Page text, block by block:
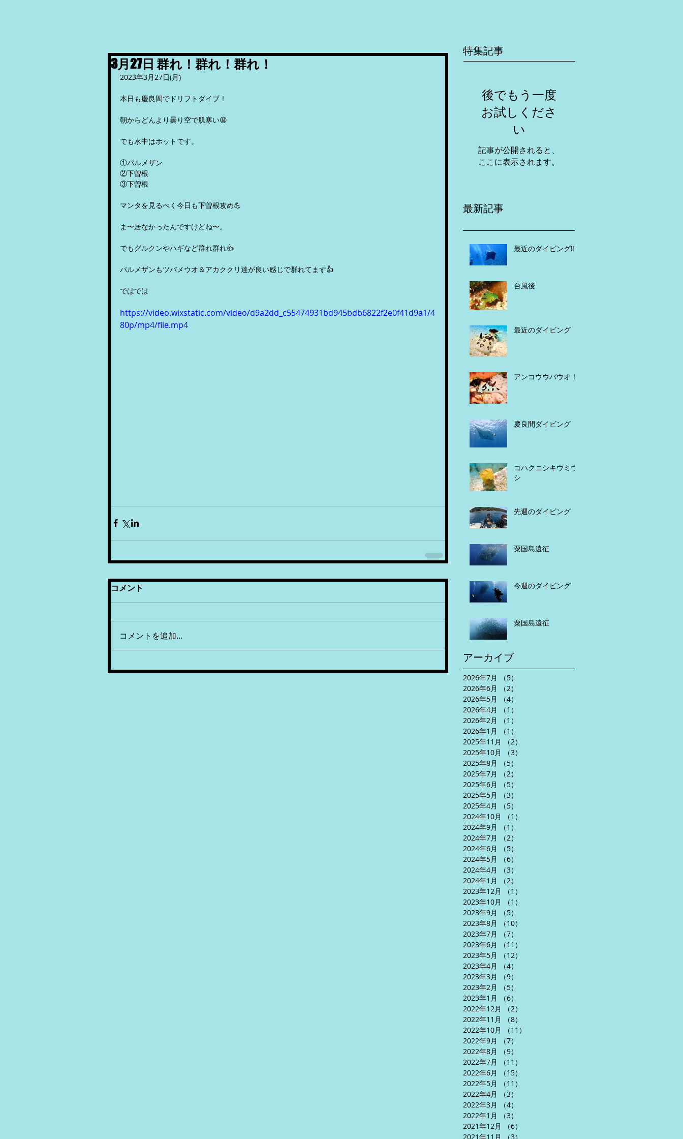
3月27日 群れ！群れ！群れ！
2023年3月27日(月)
本日も慶良間でドリフトダイブ！
朝からどんより曇り空で肌寒い😩
でも水中はホットです。
①パルメザン
②下曽根
③下曽根
マンタを見るべく今日も下曽根攻め💪
ま〜居なかったんですけどね〜。
でもグルクンやハギなど群れ群れ👍
パルメザンもツバメウオ＆アカククリ達が良い感じで群れてます👍
ではでは
https://video.wixstatic.com/video/d9a2dd_c55474931bd945bdb6822f2e0f41d9a1/4
80p/mp4/file.mp4
コメント
コメントを追加…
特集記事
後でもう一度
お試しくださ
い
記事が公開されると、
ここに表示されます。
最新記事
最近のダイビング‼️
台風後
最近のダイビング
アンコウウバウオ！
慶良間ダイビング
コハクニシキウミウ
シ
先週のダイビング
粟国島遠征
今週のダイビング
粟国島遠征
アーカイブ
2026年7月 （5）
2026年6月
（2）
2026年5月
（4）
2026年4月
（1）
2026年2月
（1）
2026年1月
（1）
2025年11月
（2）
2025年10月
（3）
2025年8月
（5）
2025年7月
（2）
2025年6月
（5）
2025年5月
（3）
2025年4月
（5）
2024年10月
（1）
2024年9月
（1）
2024年7月
（2）
2024年6月
（5）
2024年5月
（6）
2024年4月
（3）
2024年1月
（2）
2023年12月
（1）
2023年10月
（1）
2023年9月
（5）
2023年8月
（10）
2023年7月
（7）
2023年6月
（11）
2023年5月
（12）
2023年4月
（4）
2023年3月
（9）
2023年2月
（5）
2023年1月
（6）
2022年12月
（2）
2022年11月
（8）
2022年10月
（11）
2022年9月
（7）
2022年8月
（9）
2022年7月
（11）
2022年6月
（15）
2022年5月
（11）
2022年4月
（3）
2022年3月
（4）
2022年1月
（3）
2021年12月
（6）
2021年11月
（3）